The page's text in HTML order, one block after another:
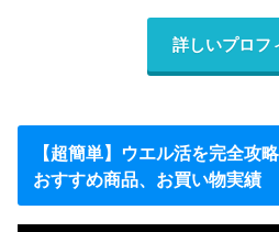
詳しいプロフ
【超簡単】ウエル活を完全攻
おすすめ商品、お買い物実績